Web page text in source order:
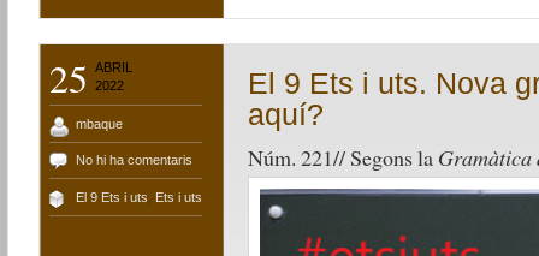
25
ABRIL
2022
mbaque
No hi ha comentaris
El 9 Ets i uts Ets i uts
El 9 Ets i uts. Nova
aquí?
Núm. 221// Segons la Gramàtica